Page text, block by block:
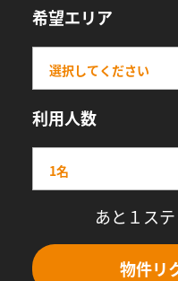
希望エリア
利用人数
あと１ス
物件リ